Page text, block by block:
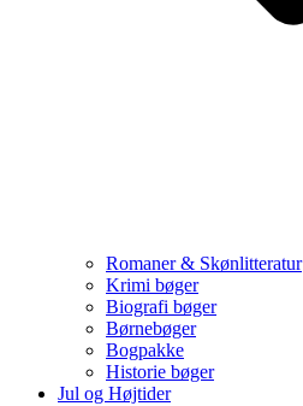
Romaner & Skønlitteratur
Krimi bøger
Biografi bøger
Børnebøger
Bogpakke
Historie bøger
Jul og Højtider